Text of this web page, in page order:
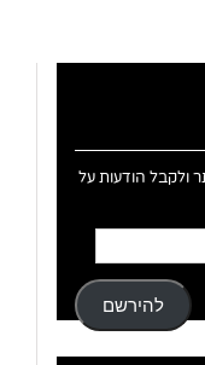
ולקבל הודעות על
להירשם